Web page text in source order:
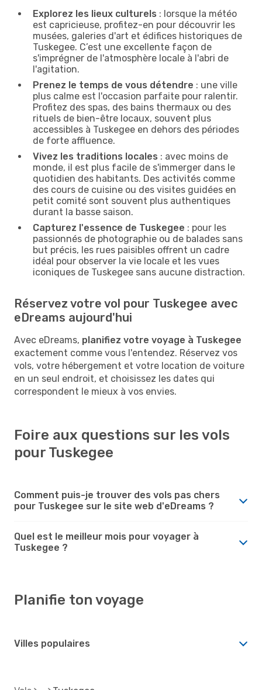
Explorez les lieux culturels : lorsque la météo
est capricieuse, profitez-en pour découvrir les
musées, galeries d'art et édifices historiques de
Tuskegee. C’est une excellente façon de
s'imprégner de l'atmosphère locale à l'abri de
l'agitation.
Prenez le temps de vous détendre : une ville
plus calme est l'occasion parfaite pour ralentir.
Profitez des spas, des bains thermaux ou des
rituels de bien-être locaux, souvent plus
accessibles à Tuskegee en dehors des périodes
de forte affluence.
Vivez les traditions locales : avec moins de
monde, il est plus facile de s'immerger dans le
quotidien des habitants. Des activités comme
des cours de cuisine ou des visites guidées en
petit comité sont souvent plus authentiques
durant la basse saison.
Capturez l'essence de Tuskegee : pour les
passionnés de photographie ou de balades sans
but précis, les rues paisibles offrent un cadre
idéal pour observer la vie locale et les vues
iconiques de Tuskegee sans aucune distraction.
Réservez votre vol pour Tuskegee avec
eDreams aujourd'hui
Avec eDreams, planifiez votre voyage à Tuskegee
exactement comme vous l'entendez. Réservez vos
vols, votre hébergement et votre location de voiture
en un seul endroit, et choisissez les dates qui
correspondent le mieux à vos envies.
Foire aux questions sur les vols
pour Tuskegee
Comment puis-je trouver des vols pas chers
pour Tuskegee sur le site web d'eDreams ?
Quel est le meilleur mois pour voyager à
Tuskegee ?
Planifie ton voyage
Villes populaires